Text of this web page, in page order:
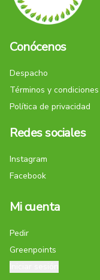
Conócenos
Despacho
Términos y condiciones
Política de privacidad
Redes sociales
Instagram
Facebook
Mi cuenta
Pedir
Greenpoints